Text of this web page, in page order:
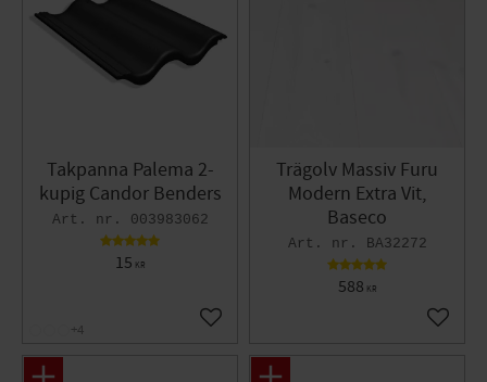
Takpanna Palema 2-
kupig Candor Benders
003983062
15 KR
Lägg till i favoriter
+4
Trägolv Massiv Furu
Modern Extra Vit,
Baseco
BA32272
588 KR
Lägg